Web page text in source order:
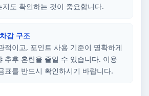
지도 확인하는 것이 중요합니다.
감 구조
적이고, 포인트 사용 기준이 명확하게
추후 혼란을 줄일 수 있습니다. 이용
표를 반드시 확인하시기 바랍니다.